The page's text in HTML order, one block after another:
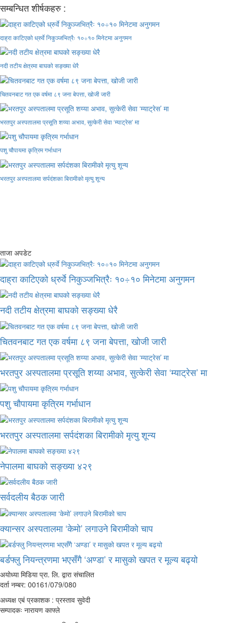
सम्बन्धित शीर्षकहरु :
दाह्रा काटिएको ध्रुर्वे निकुञ्जभित्रैः १०÷१० मिनेटमा अनुगमन
नदी तटीय क्षेत्रमा बाघको सङ्ख्या धेरै
चितवनबाट गत एक वर्षमा ८९ जना बेपत्ता, खोजी जारी
भरतपुर अस्पतालमा प्रसूति शय्या अभाव, सुत्केरी सेवा ‘म्याट्रेस’ मा
पशु चौपायमा कृत्रिम गर्भाधान
भरतपुर अस्पतालमा सर्पदंशका बिरामीको मृत्यु शून्य
ताजा अपडेट
दाह्रा काटिएको ध्रुर्वे निकुञ्जभित्रैः १०÷१० मिनेटमा अनुगमन
नदी तटीय क्षेत्रमा बाघको सङ्ख्या धेरै
चितवनबाट गत एक वर्षमा ८९ जना बेपत्ता, खोजी जारी
भरतपुर अस्पतालमा प्रसूति शय्या अभाव, सुत्केरी सेवा ‘म्याट्रेस’ मा
पशु चौपायमा कृत्रिम गर्भाधान
भरतपुर अस्पतालमा सर्पदंशका बिरामीको मृत्यु शून्य
नेपालमा बाघको सङ्ख्या ४२९
सर्वदलीय बैठक जारी
क्यान्सर अस्पतालमा ‘केमो’ लगाउने बिरामीको चाप
बर्डफ्लु नियन्त्रणमा भएसँगै ‘अण्डा’ र मासुको खपत र मूल्य बढ्यो
अयोध्या मिडिया प्रा. लि. द्वारा संचालित
दर्ता नम्बर: 00161/079/080
अध्यक्ष एबं प्रकाशक : प्रस्ताव सुवेदी
सम्पादकः नारायण काफ्ले